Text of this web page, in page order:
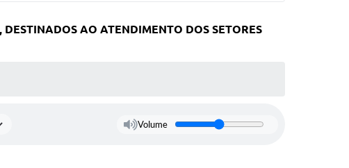
AO ATENDIMENTO DOS SETORES
Volume